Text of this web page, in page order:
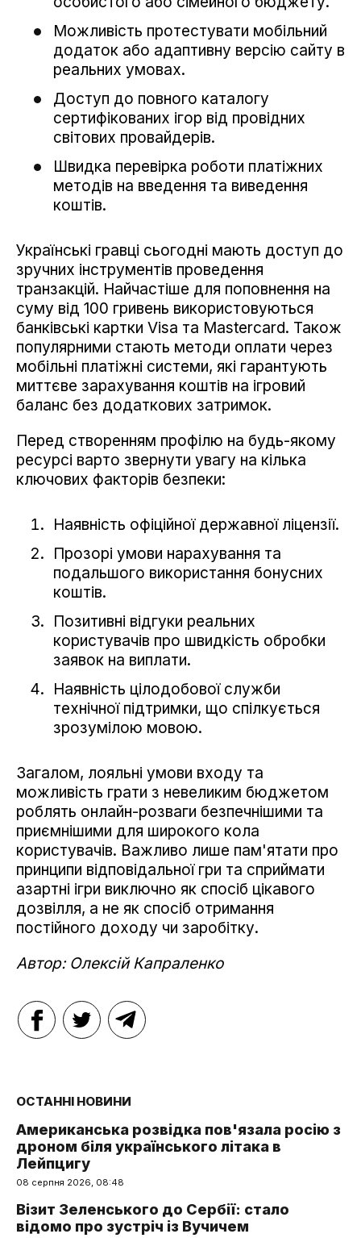
Можливість протестувати мобільний
додаток або адаптивну версію сайту в
реальних умовах.
Доступ до повного каталогу
сертифікованих ігор від провідних
світових провайдерів.
Швидка перевірка роботи платіжних
методів на введення та виведення
коштів.
Українські гравці сьогодні мають доступ до
зручних інструментів проведення
транзакцій. Найчастіше для поповнення на
суму від 100 гривень використовуються
банківські картки Visa та Mastercard. Також
популярними стають методи оплати через
мобільні платіжні системи, які гарантують
миттєве зарахування коштів на ігровий
баланс без додаткових затримок.
Перед створенням профілю на будь-якому
ресурсі варто звернути увагу на кілька
ключових факторів безпеки:
Наявність офіційної державної ліцензії.
Прозорі умови нарахування та
подальшого використання бонусних
коштів.
Позитивні відгуки реальних
користувачів про швидкість обробки
заявок на виплати.
Наявність цілодобової служби
технічної підтримки, що спілкується
зрозумілою мовою.
Загалом, лояльні умови входу та
можливість грати з невеликим бюджетом
роблять онлайн-розваги безпечнішими та
приємнішими для широкого кола
користувачів. Важливо лише пам'ятати про
принципи відповідальної гри та сприймати
азартні ігри виключно як спосіб цікавого
дозвілля, а не як спосіб отримання
постійного доходу чи заробітку.
Автор: Олексій Капраленко
ОСТАННІ НОВИНИ
Американська розвідка пов'язала росію з
дроном біля українського літака в
Лейпцигу
08 серпня 2026, 08:48
Візит Зеленського до Сербії: стало
відомо про зустріч із Вучичем